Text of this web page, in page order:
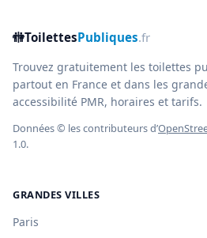
🚻ToilettesPubliques.fr
Trouvez gratuitement les toilettes
partout en France et dans les
accessibilité PMR, horaires et tarifs.
Données © les contributeurs d’
1.0.
GRANDES VILLES
Paris